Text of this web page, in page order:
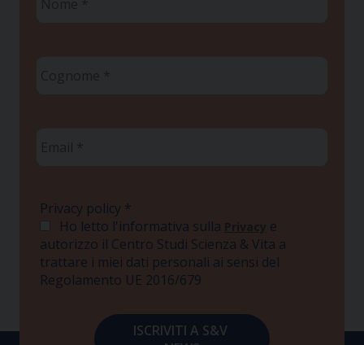
Privacy policy *
Ho letto l'informativa sulla Privacy e
autorizzo il Centro Studi Scienza & Vita a
trattare i miei dati personali ai sensi del
Regolamento UE 2016/679